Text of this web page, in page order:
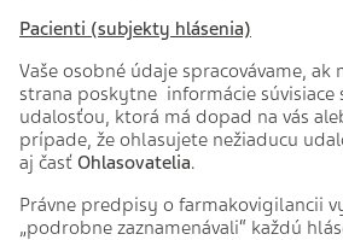
Pacienti (subjekty hlásenia)
Vaše osobné údaje spracovávame,
strana poskytne informácie súvisiace
udalosťou, ktorá má dopad na vás
prípade, že ohlasujete nežiaducu
aj časť Ohlasovatelia.
Právne predpisy o farmakovigilancii
„podrobne zaznamenávali“ každú